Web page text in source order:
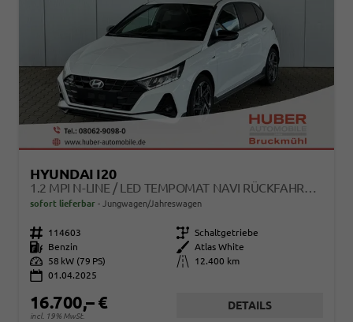
HYUNDAI I20
1.2 MPI N-LINE / LED TEMPOMAT NAVI RÜCKFAHRKAMERA ALU 17"
sofort lieferbar Jungwagen/Jahreswagen
Fahrzeugnr. 114603 Getriebe Schaltgetriebe
Kraftstoff
Benzin Außenfarbe
Atlas White
Leistung
58 kW (79 PS) Kilometerstand
12.400 km
01.04.2025
16.700,– €
incl. 19% MwSt.
DETAILS